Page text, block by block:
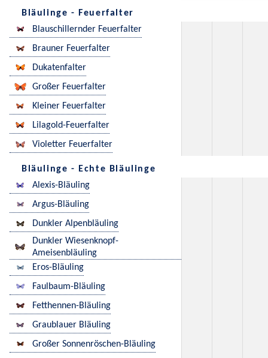
Bläulinge - Feuerfalter
Blauschillernder Feuerfalter
Brauner Feuerfalter
Dukatenfalter
Großer Feuerfalter
Kleiner Feuerfalter
Lilagold-Feuerfalter
Violetter Feuerfalter
Bläulinge - Echte Bläulinge
Alexis-Bläuling
Argus-Bläuling
Dunkler Alpenbläuling
Dunkler Wiesenknopf-
Ameisenbläuling
Eros-Bläuling
Faulbaum-Bläuling
Fetthennen-Bläuling
Graublauer Bläuling
Großer Sonnenröschen-Bläuling